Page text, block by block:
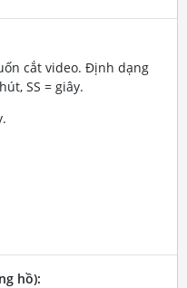
cắt video. Định dạng
SS = giây.
hồ):